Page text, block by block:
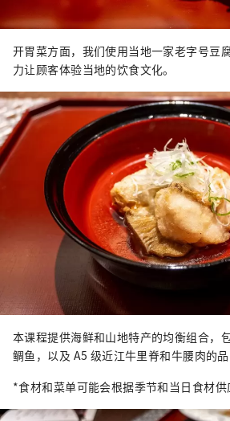
开胃菜方面，我们使用当地一家老字号豆
力让顾客体验当地的饮食文化。
本课程提供海鲜和山地特产的均衡组合，
鲷鱼，以及 A5 级近江牛里脊和牛腰肉的品
*食材和菜单可能会根据季节和当日食材供